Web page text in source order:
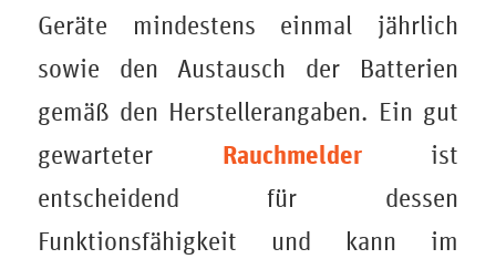
Geräte mindestens einmal jährlich
sowie den Austausch der Batterien
gemäß den Herstellerangaben. Ein gut
gewarteter Rauchmelderist
entscheidend für dessen
Funktionsfähigkeit und kann im